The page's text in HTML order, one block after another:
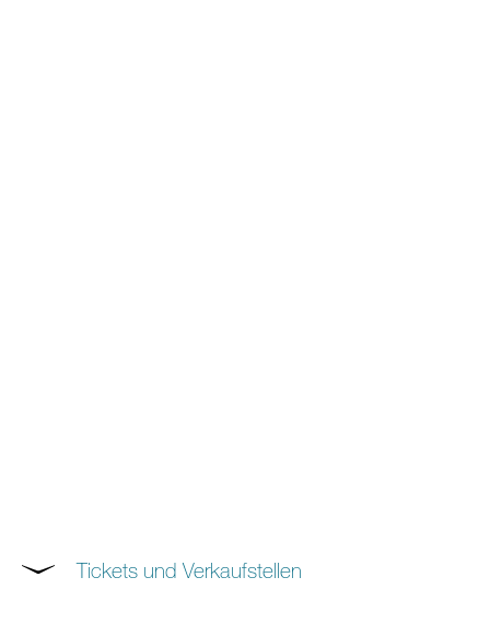
Tickets und Verkaufstellen